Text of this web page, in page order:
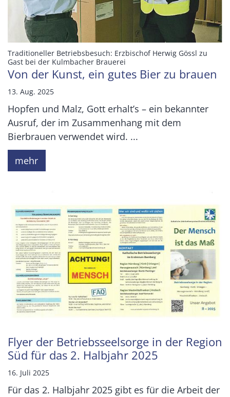
Traditioneller Betriebsbesuch: Erzbischof Herwig Gössl zu
Gast bei der Kulmbacher Brauerei
Von der Kunst, ein gutes Bier zu brauen
13. Aug. 2025
Hopfen und Malz, Gott erhalt’s – ein bekannter
Ausruf, der im Zusammenhang mit dem
Bierbrauen verwendet wird. ...
mehr
Flyer der Betriebsseelsorge in der Region
Süd für das 2. Halbjahr 2025
16. Juli 2025
Für das 2. Halbjahr 2025 gibt es für die Arbeit der